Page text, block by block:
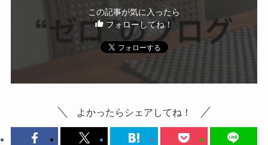
この記事が気に入ったら
フォローしてね！
よかったらシェアしてね！